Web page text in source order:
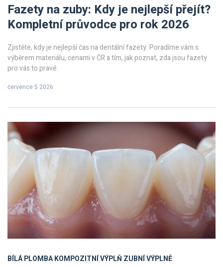
Fazety na zuby: Kdy je nejlepší přejít?
Kompletní průvodce pro rok 2026
Zjistěte, kdy je nejlepší čas na dentální fazety. Poradíme vám s
výběrem materiálu, cenami v ČR a tím, jak poznat, zda jsou fazety
pro vás to pravé.
července 5 2026
BÍLÁ PLOMBAKOMPOZITNÍ VÝPLŇ ZUBNÍ VÝPLNĚ